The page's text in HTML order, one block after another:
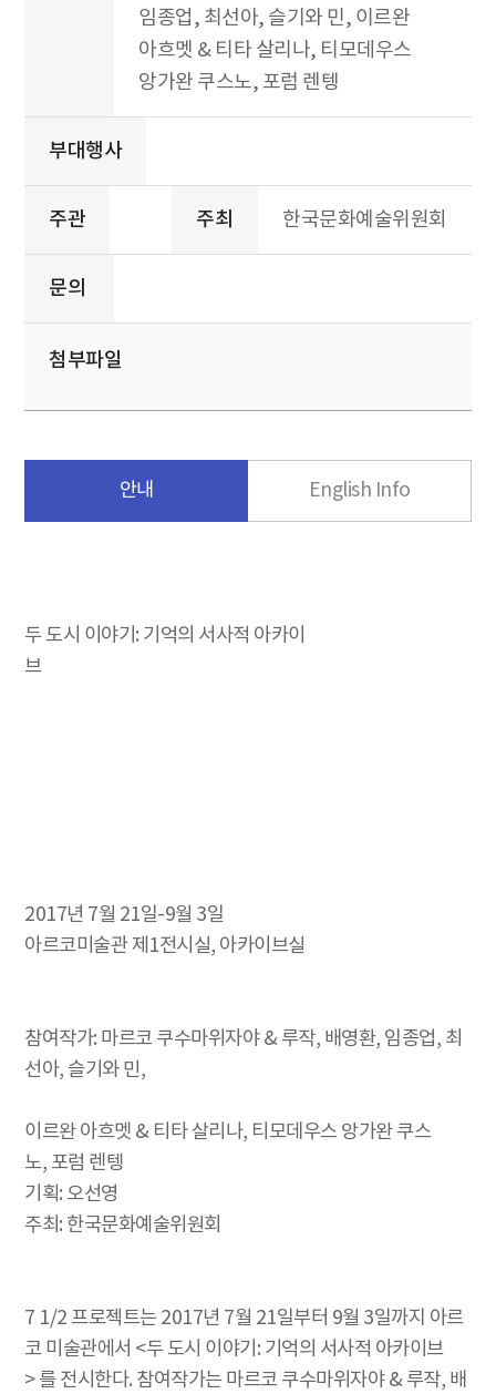
임종업, 최선아, 슬기와 민, 이르완
아흐멧 & 티타 살리나, 티모데우스
앙가완 쿠스노, 포럼 렌텡
부대행사
주관 주최 한국문화예술위원회
문의
첨부파일
안내 English Info
두 도시 이야기: 기억의 서사적 아카이
브
2017년 7월 21일-9월 3일
아르코미술관 제1전시실, 아카이브실
참여작가: 마르코 쿠수마위자야 & 루작, 배영환, 임종업, 최
선아, 슬기와 민,
이르완 아흐멧 & 티타 살리나, 티모데우스 앙가완 쿠스
노, 포럼 렌텡
기획: 오선영
주최: 한국문화예술위원회
7 1/2 프로젝트는 2017년 7월 21일부터 9월 3일까지 아르
코 미술관에서 <두 도시 이야기: 기억의 서사적 아카이브
> 를 전시한다. 참여작가는 마르코 쿠수마위자야 & 루작, 배